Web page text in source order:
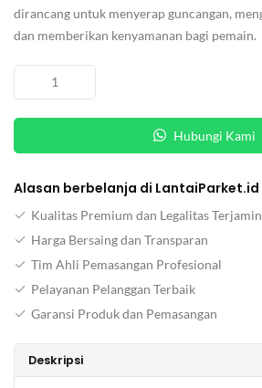
adalah:
Rp875,000.
ini
adalah:
dirancang untuk menyerap guncangan,
dan memberikan kenyamanan bagi pemain.
Kuantitas
Lantai
Parket
Hubungi Kami
Alasan berbelanja di LantaiParket.id
Kualitas Premium dan Legalitas Terjamin
Harga Bersaing dan Transparan
Tim Ahli Pemasangan Profesional
Pelayanan Pelanggan Terbaik
Garansi Produk dan Pemasangan
Deskripsi